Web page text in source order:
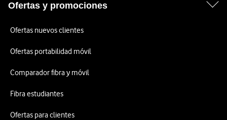
Ofertas y promociones
Ofertas nuevos clientes
Ofertas portabilidad móvil
Comparador fibra y móvil
Fibra estudiantes
Ofertas para clientes